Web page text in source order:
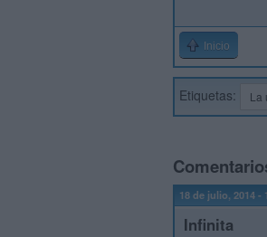
Inicio
Etiquetas: La
18 de julio, 2014 -
Infinita